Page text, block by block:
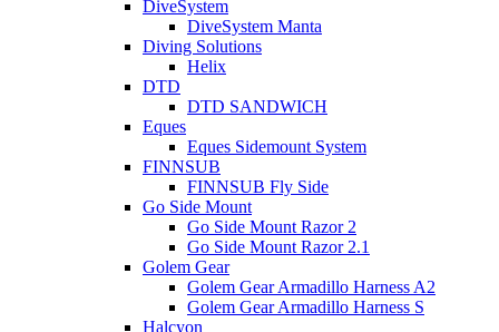
DiveSystem
DiveSystem Manta
Diving Solutions
Helix
DTD
DTD SANDWICH
Eques
Eques Sidemount System
FINNSUB
FINNSUB Fly Side
Go Side Mount
Go Side Mount Razor 2
Go Side Mount Razor 2.1
Golem Gear
Golem Gear Armadillo Harness A2
Golem Gear Armadillo Harness S
Halcyon